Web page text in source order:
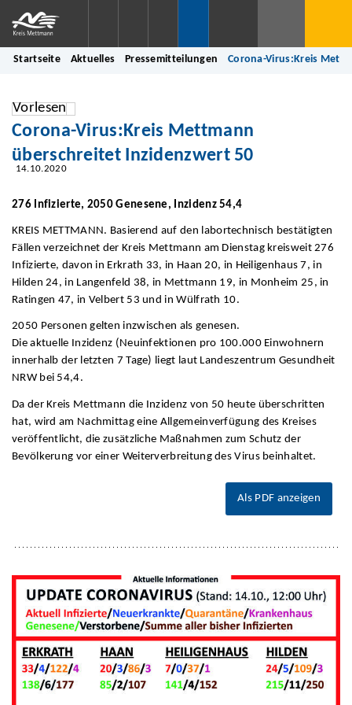
Startseite Aktuelles Pressemitteilungen Corona-Virus:Kreis
Vorlesen
Corona-Virus:Kreis Mettmann
überschreitet Inzidenzwert 50
14.10.2020
276 Infizierte, 2050 Genesene, Inzidenz 54,4
KREIS METTMANN. Basierend auf den labortechnisch bestätigten
Fällen verzeichnet der Kreis Mettmann am Dienstag kreisweit 276
Infizierte, davon in Erkrath 33, in Haan 20, in Heiligenhaus 7, in
Hilden 24, in Langenfeld 38, in Mettmann 19, in Monheim 25, in
Ratingen 47, in Velbert 53 und in Wülfrath 10.
2050 Personen gelten inzwischen als genesen.
Die aktuelle Inzidenz (Neuinfektionen pro 100.000 Einwohnern
innerhalb der letzten 7 Tage) liegt laut Landeszentrum Gesundheit
NRW bei 54,4.
Da der Kreis Mettmann die Inzidenz von 50 heute überschritten
hat, wird am Nachmittag eine Allgemeinverfügung des Kreises
veröffentlicht, die zusätzliche Maßnahmen zum Schutz der
Bevölkerung vor einer Weiterverbreitung des Virus beinhaltet.
Als PDF anzeigen